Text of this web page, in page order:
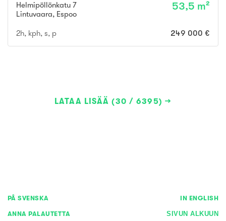
Helmipöllönkatu 7
Lintuvaara, Espoo
53,5 m²
2h, kph, s, p 249 000 €
LATAA LISÄÄ (30 / 6395)
PÅ SVENSKA IN ENGLISH
ANNA PALAUTETTA SIVUN ALKUUN